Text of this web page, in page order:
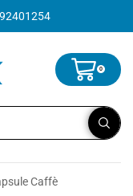
0
Caffè